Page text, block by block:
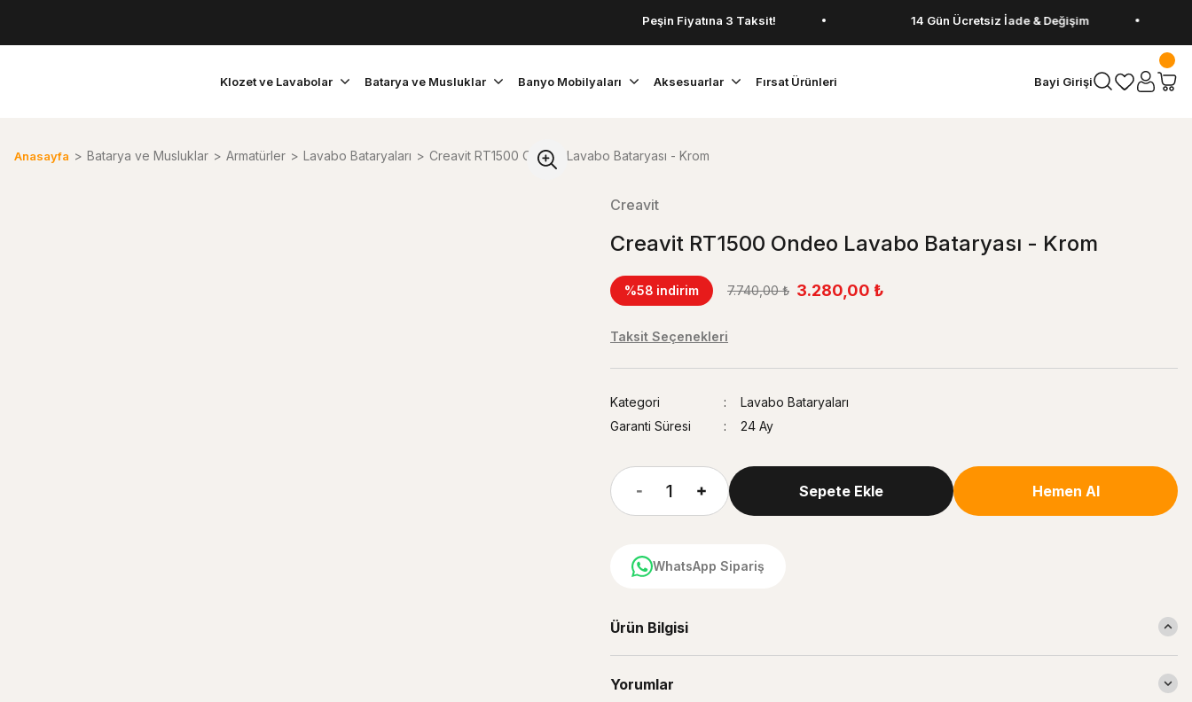
Peşin Fiyatına 3 Taksit! 14 Gün Ücretsiz İade & Değişim
Klozet ve Lavabolar Batarya ve Musluklar Banyo Mobilyaları Aksesuarlar Fırsat Ürünleri Bayi Girişi
Anasayfa Batarya ve Musluklar Armatürler Lavabo Bataryaları Creavit RT1500 Ondeo Lavabo Bataryası - Krom
Creavit
Creavit RT1500 Ondeo Lavabo Bataryası - Krom
%58 indirim 7.740,00 ₺ 3.280,00 ₺
Taksit Seçenekleri
Kategori
Lavabo Bataryaları
Garanti Süresi
24 Ay
Sepete Ekle Hemen Al
WhatsApp Sipariş
Ürün Bilgisi
Yorumlar